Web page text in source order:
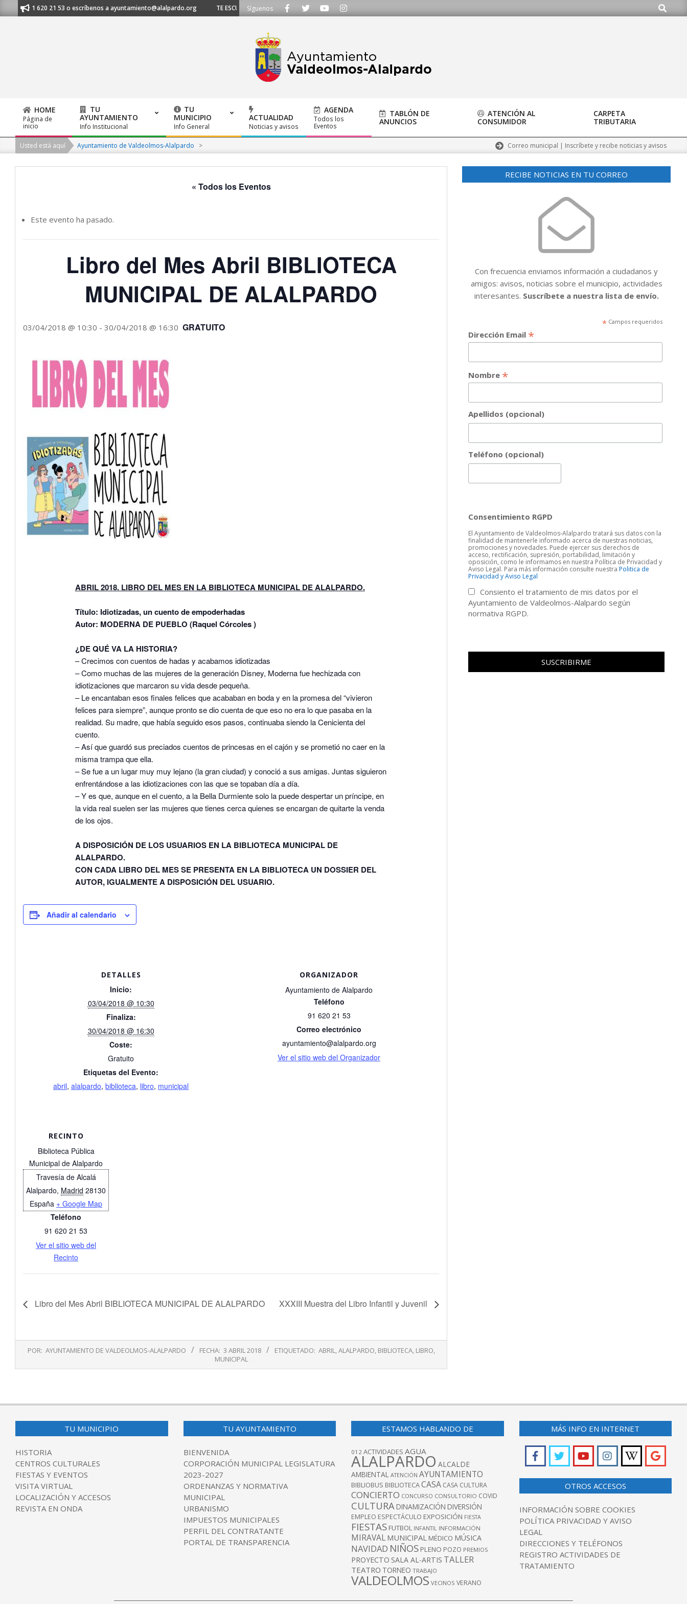
to
al 91 620 21 53 o escríbenos a ayuntamiento@alalpardo.org TE ESCUCHAMOS - Llámanos al 91 620 21 53 o escríbenos a ayuntamiento@alalpardo.org
Síguenos Buscar
Primary
Navigation
Menu
HOME
Página de
inicio
TU
AYUNTAMIENTO
Info Institucional
TU
MUNICIPIO
Info General
ACTUALIDAD
Noticias y avisos
AGENDA
Todos los
Eventos
TABLÓN DE
ANUNCIOS
ATENCIÓN AL
CONSUMIDOR
CARPETA
TRIBUTARIA
Usted está aquí Ayuntamiento de Valdeolmos-Alalpardo > Correo municipal | Inscríbete y recibe noticias y avisos
« Todos los Eventos
Este evento ha pasado.
Libro del Mes Abril BIBLIOTECA
MUNICIPAL DE ALALPARDO
03/04/2018 @ 10:30 - 30/04/2018 @ 16:30 GRATUITO
ABRIL 2018. LIBRO DEL MES EN LA BIBLIOTECA MUNICIPAL DE ALALPARDO.
Título: Idiotizadas, un cuento de empoderhadas
Autor: MODERNA DE PUEBLO (Raquel Córcoles )
¿DE QUÉ VA LA HISTORIA?
– Crecimos con cuentos de hadas y acabamos idiotizadas
– Como muchas de las mujeres de la generación Disney, Moderna fue hechizada con
idiotizaciones que marcaron su vida desde pequeña.
– Le encantaban esos finales felices que acababan en boda y en la promesa del “vivieron
felices para siempre”, aunque pronto se dio cuenta de que eso no era lo que pasaba en la
realidad. Su madre, que había seguido esos pasos, continuaba siendo la Cenicienta del
cuento.
– Así que guardó sus preciados cuentos de princesas en el cajón y se prometió no caer en la
misma trampa que ella.
– Se fue a un lugar muy muy lejano (la gran ciudad) y conoció a sus amigas. Juntas siguieron
enfrentándose a las idiotizaciones con las que se topaban día a día.
– Y es que, aunque en el cuento, a la Bella Durmiente solo la puede despertar un príncipe, en
la vida real suelen ser las mujeres que tienes cerca quienes se encargan de quitarte la venda
de los ojos.
A DISPOSICIÓN DE LOS USUARIOS EN LA BIBLIOTECA MUNICIPAL DE
ALALPARDO.
CON CADA LIBRO DEL MES SE PRESENTA EN LA BIBLIOTECA UN DOSSIER DEL
AUTOR, IGUALMENTE A DISPOSICIÓN DEL USUARIO.
Añadir al calendario
DETALLES
Inicio:
03/04/2018 @ 10:30
Finaliza:
30/04/2018 @ 16:30
Coste:
Gratuito
Etiquetas del Evento:
abril, alalpardo, biblioteca, libro, municipal
ORGANIZADOR
Ayuntamiento de Alalpardo
Teléfono
91 620 21 53
Correo electrónico
ayuntamiento@alalpardo.org
Ver el sitio web del Organizador
RECINTO
Biblioteca Pública
Municipal de Alalpardo
Travesía de Alcalá
Alalpardo, Madrid 28130
España + Google Map
Teléfono
91 620 21 53
Ver el sitio web del
Recinto
Libro del Mes Abril BIBLIOTECA MUNICIPAL DE ALALPARDO XXXIII Muestra del Libro Infantil y Juvenil
03
POR: AYUNTAMIENTO DE VALDEOLMOS-ALALPARDO FECHA: 3 ABRIL 2018 ETIQUETADO: ABRIL,ALALPARDO, BIBLIOTECA, LIBRO,
MUNICIPAL
RECIBE NOTICIAS EN TU CORREO
Con frecuencia enviamos información a ciudadanos y
amigos: avisos, noticias sobre el municipio, actividades
interesantes. Suscríbete a nuestra lista de envío.
* Campos requeridos
Dirección Email *
Nombre *
Apellidos (opcional)
Teléfono (opcional)
Consentimiento RGPD
El Ayuntamiento de Valdeolmos-Alalpardo tratará sus datos con la
finalidad de mantenerle informado acerca de nuestras noticias,
promociones y novedades. Puede ejercer sus derechos de
acceso, rectificación, supresión, portabilidad, limitación y
oposición, como le informamos en nuestra Política de Privacidad y
Aviso Legal. Para más información consulte nuestraPolitica de
Privacidad y Aviso Legal
Consiento el tratamiento de mis datos por el
Ayuntamiento de Valdeolmos-Alalpardo según
normativa RGPD.
TU MUNICIPIO
HISTORIA
CENTROS CULTURALES
FIESTAS Y EVENTOS
VISITA VIRTUAL
LOCALIZACIÓN Y ACCESOS
REVISTA EN ONDA
TU AYUNTAMIENTO
BIENVENIDA
CORPORACIÓN MUNICIPAL LEGISLATURA
2023-2027
ORDENANZAS Y NORMATIVA
MUNICIPAL
URBANISMO
IMPUESTOS MUNICIPALES
PERFIL DEL CONTRATANTE
PORTAL DE TRANSPARENCIA
ESTAMOS HABLANDO DE
012 ACTIVIDADES AGUA
ALALPARDO ALCALDE
AMBIENTAL ATENCIÓN AYUNTAMIENTO
BIBLIOBUS BIBLIOTECACASA CASA CULTURA
CONCIERTO CONCURSO CONSULTORIO COVID
CULTURA DINAMIZACIÓN DIVERSIÓN
EMPLEO ESPECTÁCULO EXPOSICIÓN FIESTA
FIESTAS FUTBOL INFANTIL INFORMACIÓN
MIRAVAL MUNICIPAL MÉDICO MÚSICA
NAVIDAD NIÑOS PLENO POZO PREMIOS
PROYECTO SALA AL-ARTIS TALLER
TEATRO TORNEO TRABAJO
VALDEOLMOS VECINOS VERANO
MÁS INFO EN INTERNET
OTROS ACCESOS
INFORMACIÓN SOBRE COOKIES
POLÍTICA PRIVACIDAD Y AVISO
LEGAL
DIRECCIONES Y TELÉFONOS
REGISTRO ACTIVIDADES DE
TRATAMIENTO